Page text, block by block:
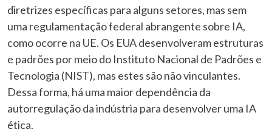
diretrizes específicas para alguns setores, mas sem
uma regulamentação federal abrangente sobre IA,
como ocorre na UE. Os EUA desenvolveram estruturas
e padrões por meio do Instituto Nacional de Padrões e
Tecnologia (NIST), mas estes são não vinculantes.
Dessa forma, há uma maior dependência da
autorregulação da indústria para desenvolver uma IA
ética.